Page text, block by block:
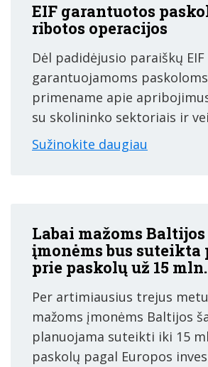
EIF garantuotos
ribotos operacijos
Dėl padidėjusio paraiškų EIF
garantuojamoms
primename apie
su skolininko sektoriais ir
Sužinokite daugiau
Labai mažoms
įmonėms bus suteikta
prie paskolų už 15
Per artimiausius trejus
mažoms įmonėms Baltijos
planuojama suteikti iki 15
paskolų pagal Europos